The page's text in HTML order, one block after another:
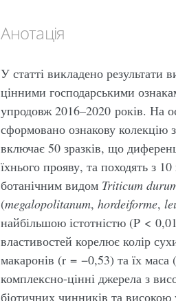
Анотація
У статті викладено результати
цінними господарськими
упродовж 2016–2020 років. На
сформовано ознакову колекцію
включає 50 зразків, що
їхнього прояву, та походять з
ботанічним видом Triticum
(megalopolitanum,hordeiforme,
найбільшою істотністю (P <
властивостей корелює колір
макаронів (r = −0,53) та їх
комплексно-цінні джерела з
біотичних чинників та